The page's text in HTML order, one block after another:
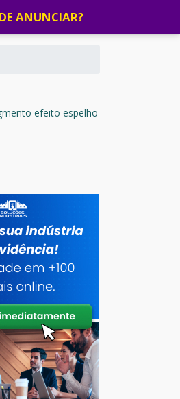
ANUNCIAR?
efeito espelho